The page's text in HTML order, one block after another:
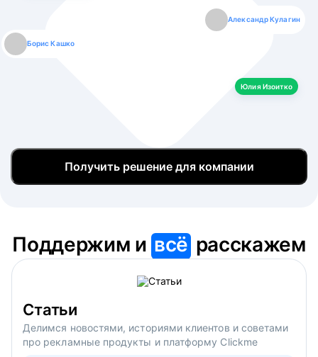
Борис Кашко
Александр Кулагин
Юлия Изоитко
Юлия Изоитко
Даниил Макаров
Александр Кулагин
Екатерина Лазаренко
Даниил Макаров
Борис Кашко
Екатерина Лазаренко
Юлия Изоитко
Получить решение для компании
Поддержим ивсё расскажем
Статьи
Делимся новостями, историями клиентов и советами
про рекламные продукты и платформу Clickme